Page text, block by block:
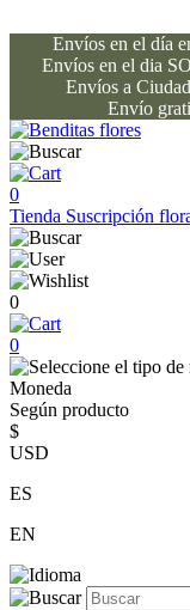
Envíos en el día
Envíos en el dia
Envíos a
Envío
0
Tienda Suscripción
0
0
Moneda
Según producto
$
USD
ES
EN